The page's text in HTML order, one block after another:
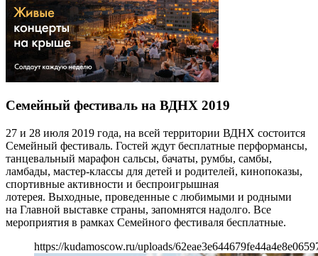
Семейный фестиваль на ВДНХ 2019
27 и 28 июля 2019 года, на всей территории ВДНХ состоится
Семейный фестиваль. Гостей ждут бесплатные перформансы,
танцевальный марафон сальсы, бачаты, румбы, самбы,
ламбады, мастер-классы для детей и родителей, кинопоказы,
спортивные активности и беспроигрышная
лотерея. Выходные, проведенные с любимыми и родными
на Главной выставке страны, запомнятся надолго. Все
мероприятия в рамках Семейного фестиваля бесплатные.
https://kudamoscow.ru/uploads/